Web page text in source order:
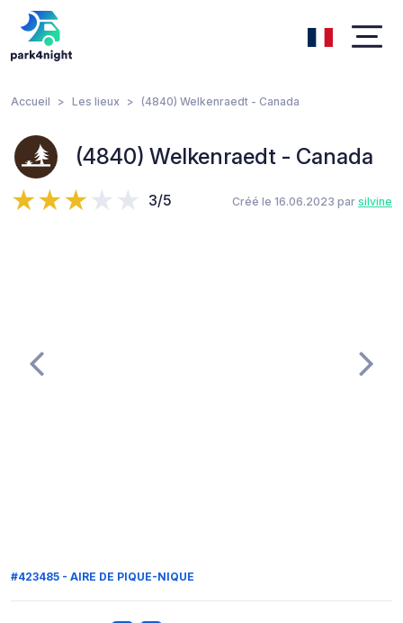
Accueil Les lieux (4840) Welkenraedt - Canada
(4840) Welkenraedt - Canada
3/5 Créé le 16.06.2023 par silvine
#423485 - AIRE DE PIQUE-NIQUE